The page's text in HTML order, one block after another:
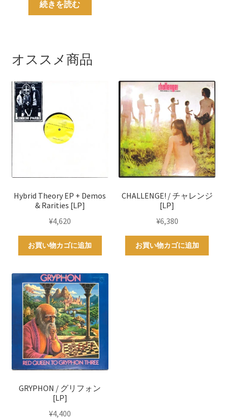
続きを読む
オススメ商品
Hybrid Theory EP + Demos
& Rarities [LP]
¥4,620
お買い物カゴに追加
CHALLENGE! / チャレンジ
[LP]
¥6,380
お買い物カゴに追加
GRYPHON / グリフォン
[LP]
¥4,400